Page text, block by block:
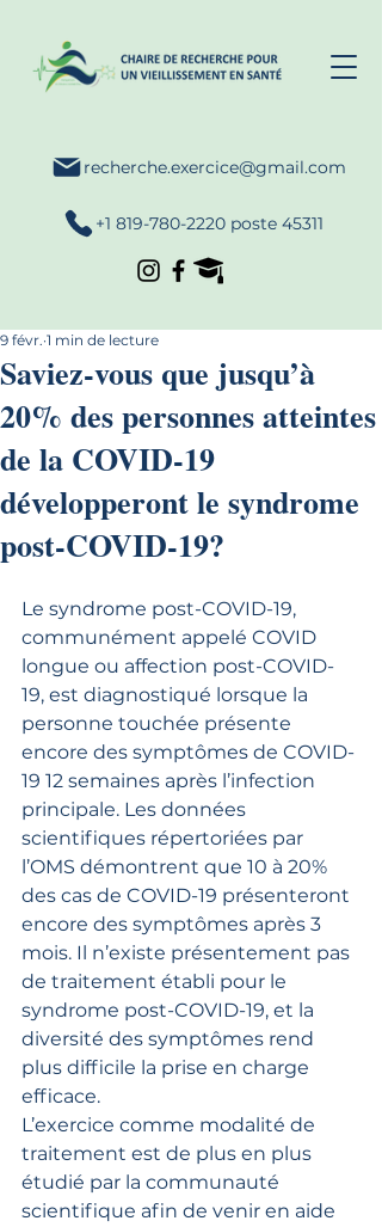
recherche.exercice@gmail.com
+1 819-780-2220 poste 45311
Saviez-vous que jusqu’à
20% des personnes atteintes
de la COVID-19
développeront le syndrome
post-COVID-19?
9 févr. 1 min de lecture
Le syndrome post-COVID-19,
communément appelé COVID
longue ou affection post-COVID-
19, est diagnostiqué lorsque la
personne touchée présente
encore des symptômes de COVID-
19 12 semaines après l’infection
principale. Les données
scientifiques répertoriées par
l’OMS démontrent que 10 à 20%
des cas de COVID-19 présenteront
encore des symptômes après 3
mois. Il n’existe présentement pas
de traitement établi pour le
syndrome post-COVID-19, et la
diversité des symptômes rend
plus difficile la prise en charge
efficace.
L’exercice comme modalité de
traitement est de plus en plus
étudié par la communauté
scientifique afin de venir en aide